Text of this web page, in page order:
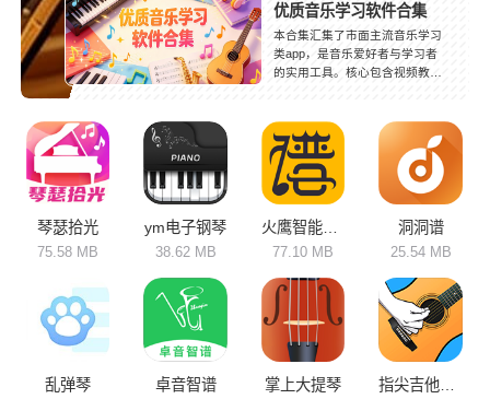
优质音乐学习软件合集
本合集汇集了市面主流音乐学习
类app，是音乐爱好者与学习者
的实用工具。核心包含视频教
乐、各类乐器、音乐乐理等多个
领域。软件定位差异明显，轻量
化应用主打兴趣入门，操作简单
易上手；专业款软件配备系统课
程与进阶训练，满足深度学习需
求。依托线上教学模式打破场地
选择软件，高效完成音乐学习与
技能提升。
琴瑟拾光
75.58 MB
ym电子钢琴
38.62 MB
火鹰智能动态谱
77.10 MB
洞洞谱
25.54 MB
乱弹琴 卓音智谱 掌上大提琴